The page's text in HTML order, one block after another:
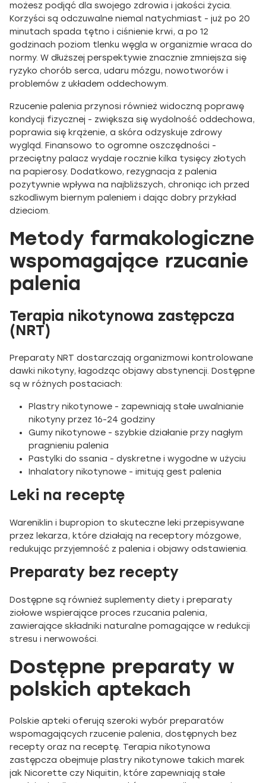
możesz podjąć dla swojego zdrowia i jakości życia.
Korzyści są odczuwalne niemal natychmiast - już po 20
minutach spada tętno i ciśnienie krwi, a po 12
godzinach poziom tlenku węgla w organizmie wraca do
normy. W dłuższej perspektywie znacznie zmniejsza się
ryzyko chorób serca, udaru mózgu, nowotworów i
problemów z układem oddechowym.
Rzucenie palenia przynosi również widoczną poprawę
kondycji fizycznej - zwiększa się wydolność oddechowa,
poprawia się krążenie, a skóra odzyskuje zdrowy
wygląd. Finansowo to ogromne oszczędności -
przeciętny palacz wydaje rocznie kilka tysięcy złotych
na papierosy. Dodatkowo, rezygnacja z palenia
pozytywnie wpływa na najbliższych, chroniąc ich przed
szkodliwym biernym paleniem i dając dobry przykład
dzieciom.
Metody farmakologiczne
wspomagające rzucanie
palenia
Terapia nikotynowa zastępcza
(NRT)
Preparaty NRT dostarczają organizmowi kontrolowane
dawki nikotyny, łagodząc objawy abstynencji. Dostępne
są w różnych postaciach:
Plastry nikotynowe - zapewniają stałe uwalnianie
nikotyny przez 16-24 godziny
Gumy nikotynowe - szybkie działanie przy nagłym
pragnieniu palenia
Pastylki do ssania - dyskretne i wygodne w użyciu
Inhalatory nikotynowe - imitują gest palenia
Leki na receptę
Wareniklin i bupropion to skuteczne leki przepisywane
przez lekarza, które działają na receptory mózgowe,
redukując przyjemność z palenia i objawy odstawienia.
Preparaty bez recepty
Dostępne są również suplementy diety i preparaty
ziołowe wspierające proces rzucania palenia,
zawierające składniki naturalne pomagające w redukcji
stresu i nerwowości.
Dostępne preparaty w
polskich aptekach
Polskie apteki oferują szeroki wybór preparatów
wspomagających rzucenie palenia, dostępnych bez
recepty oraz na receptę. Terapia nikotynowa
zastępcza obejmuje plastry nikotynowe takich marek
jak Nicorette czy Niquitin, które zapewniają stałe